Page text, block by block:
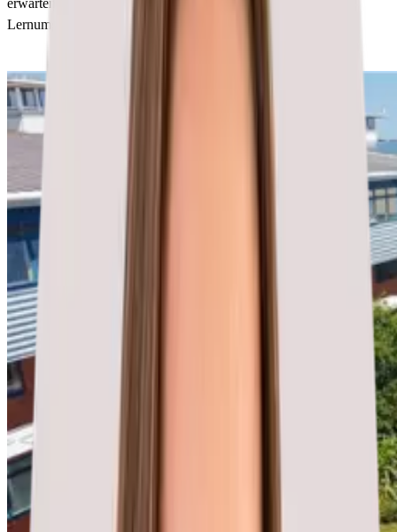
erwarten dich engagierte Lehrer:innen, eine unterstützende
Lernumgebung und modernste Lernmethoden.